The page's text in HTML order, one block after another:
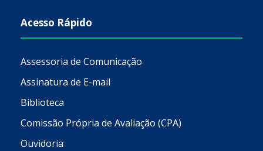
Acesso Rápido
Assessoria de Comunicação
Assinatura de E-mail
Biblioteca
Comissão Própria de Avaliação (CPA)
Ouvidoria